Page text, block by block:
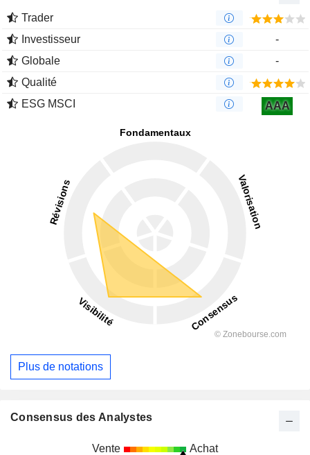
Trader
Investisseur
-
Globale
-
Qualité
ESG MSCI
AAA
Plus de notations
Consensus des Analystes
Vente Achat